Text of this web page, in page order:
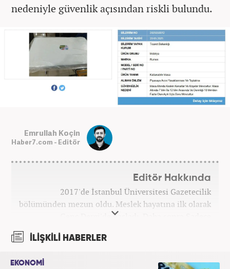
nedeniyle güvenlik açısından riskli bulundu.
Emrullah Koçin
Haber7.com - Editör
Editör Hakkında
2017'de İstanbul Üniversitesi Gazetecilik
bölümünden mezun oldu. Meslek hayatına ilk olarak
Genç Dergi'de başladı. Daha sonra Sadece
yılında Haber7.com ailesine dahil olan Koçin,
hayatına devam etmektedir.
İLİŞKİLİ HABERLER
EKONOMİ